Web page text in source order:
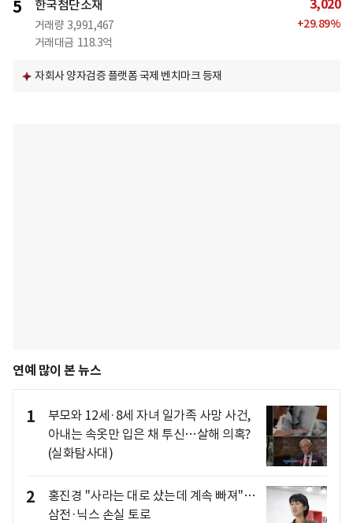
5 한국첨단소재
거래량 3,991,467
거래대금 118.3억
3,020
+29.89%
자회사 양자검증 플랫폼 국제 벤치마크 등재
연예 많이 본 뉴스
1
부모와 12세·8세 자녀 일가족 사망 사건,
아내는 속옷만 입은 채 투신…살해 의혹?
(실화탐사대)
2
홍진경 "사라는 대로 샀는데 계속 빠져"…
삼전·닉스 손실 토로